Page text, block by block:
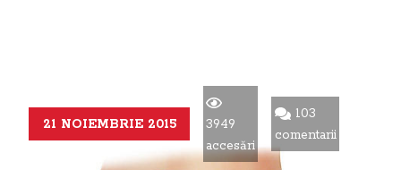
21 NOIEMBRIE 2015
3949
accesări
103
comentarii